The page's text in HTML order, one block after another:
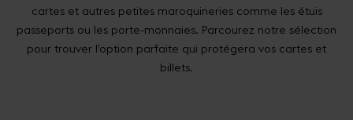
cartes et autres petites maroquineries comme les étuis
passeports ou les porte-monnaies. Parcourez notre sélection
pour trouver l’option parfaite qui protégera vos cartes et
billets.